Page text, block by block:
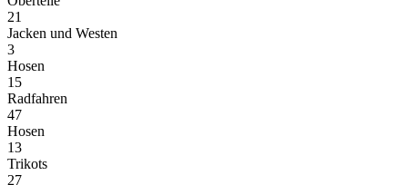
21
Jacken und Westen
3
Hosen
15
Radfahren
47
Hosen
13
Trikots
27